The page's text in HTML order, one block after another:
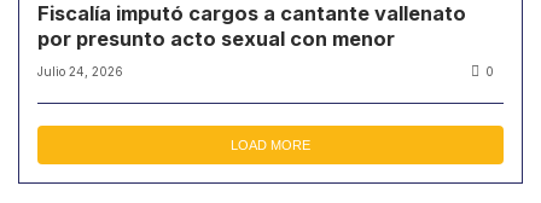
Fiscalía imputó cargos a cantante vallenato
por presunto acto sexual con menor
Julio 24, 2026 0
LOAD MORE